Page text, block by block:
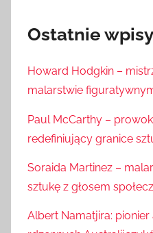
Ostatnie wpisy
Howard Hodgkin –
malarstwie
Paul McCarthy –
redefiniujący granice
Soraida Martinez –
sztukę z głosem
Albert Namatjira: